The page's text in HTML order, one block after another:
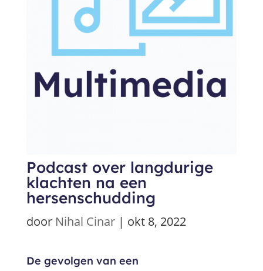
Podcast over langdurige
klachten na een
hersenschudding
door Nihal Cinar| okt 8, 2022
De gevolgen van een